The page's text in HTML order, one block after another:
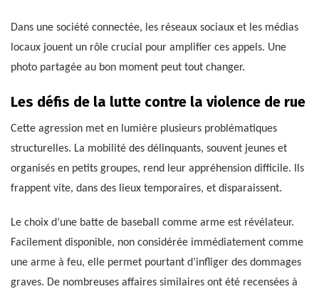
Dans une société connectée, les réseaux sociaux et les médias
locaux jouent un rôle crucial pour amplifier ces appels. Une
photo partagée au bon moment peut tout changer.
Les défis de la lutte contre la violence de rue
Cette agression met en lumière plusieurs problématiques
structurelles. La mobilité des délinquants, souvent jeunes et
organisés en petits groupes, rend leur appréhension difficile. Ils
frappent vite, dans des lieux temporaires, et disparaissent.
Le choix d’une batte de baseball comme arme est révélateur.
Facilement disponible, non considérée immédiatement comme
une arme à feu, elle permet pourtant d’infliger des dommages
graves. De nombreuses affaires similaires ont été recensées à